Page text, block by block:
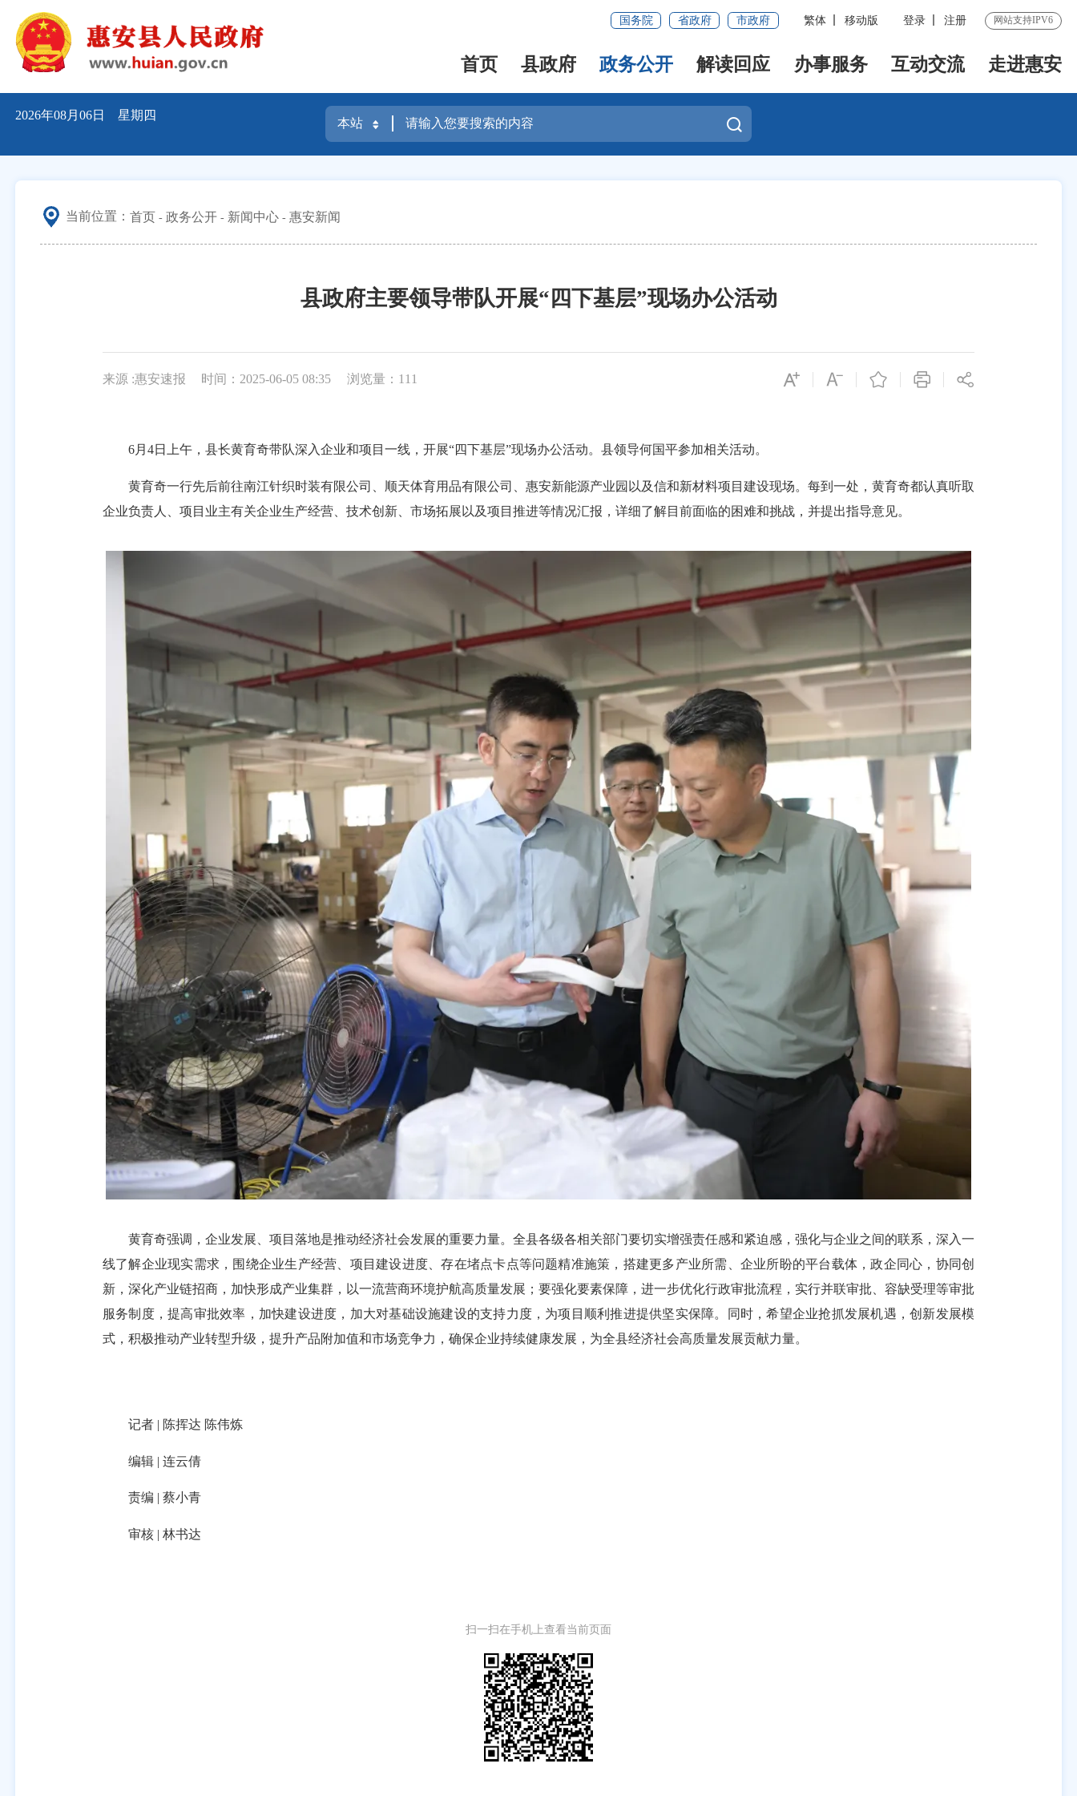
国务院 省政府 市政府 繁体 移动版 登录 注册 网站支持IPV6
首页 县政府 政务公开 解读回应 办事服务 互动交流 走进惠安
2026年08月06日 星期四
当前位置： 首页 政务公开 新闻中心 惠安新闻
县政府主要领导带队开展“四下基层”现场办公活动
来源 :惠安速报 时间：2025-06-05 08:35 浏览量： 111
6月4日上午，县长黄育奇带队深入企业和项目一线，开展“四下基层”现场办公活动。县领导何国平参加相关活动。
黄育奇一行先后前往南江针织时装有限公司、顺天体育用品有限公司、惠安新能源产业园以及信和新材料项目建设现场。每到一处，黄育奇都认真听取
企业负责人、项目业主有关企业生产经营、技术创新、市场拓展以及项目推进等情况汇报，详细了解目前面临的困难和挑战，并提出指导意见。
黄育奇强调，企业发展、项目落地是推动经济社会发展的重要力量。全县各级各相关部门要切实增强责任感和紧迫感，强化与企业之间的联系，深入一
线了解企业现实需求，围绕企业生产经营、项目建设进度、存在堵点卡点等问题精准施策，搭建更多产业所需、企业所盼的平台载体，政企同心，协同创
新，深化产业链招商，加快形成产业集群，以一流营商环境护航高质量发展；要强化要素保障，进一步优化行政审批流程，实行并联审批、容缺受理等审批
服务制度，提高审批效率，加快建设进度，加大对基础设施建设的支持力度，为项目顺利推进提供坚实保障。同时，希望企业抢抓发展机遇，创新发展模
式，积极推动产业转型升级，提升产品附加值和市场竞争力，确保企业持续健康发展，为全县经济社会高质量发展贡献力量。
记者 | 陈挥达 陈伟炼
编辑 | 连云倩
责编 | 蔡小青
审核 | 林书达
扫一扫在手机上查看当前页面